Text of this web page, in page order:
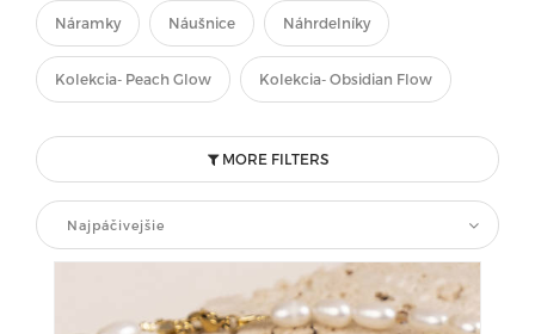
Náramky Náušnice Náhrdelníky
Kolekcia- Peach Glow Kolekcia- Obsidian Flow
MORE FILTERS
Najpáčivejšie